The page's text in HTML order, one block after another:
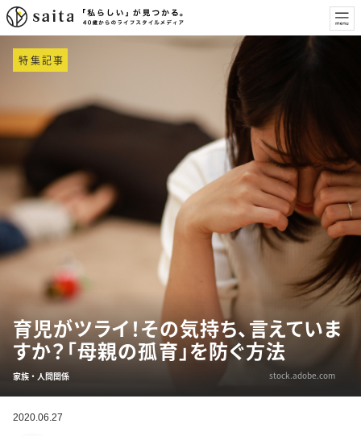
特集記事
育児がツライ！その気持ち、言えていま
すか？「母親の孤育」を防ぐ方法
家族・人間関係 stock.adobe.com
2020.06.27